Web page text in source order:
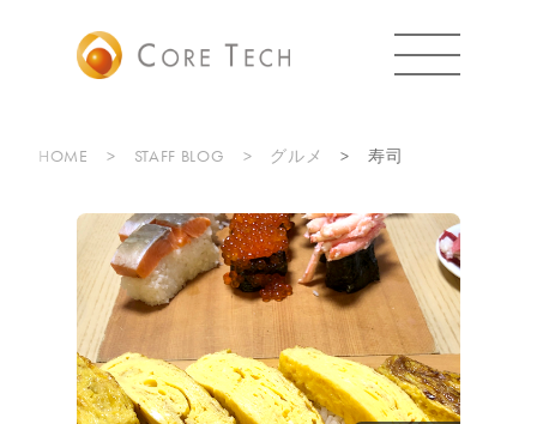
HOME STAFF BLOG グルメ 寿司